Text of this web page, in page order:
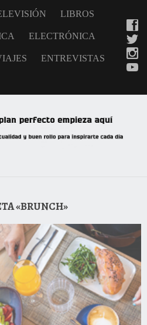
LIBROS
ELECTRÓNICA
ENTREVISTAS
«BRUNCH»